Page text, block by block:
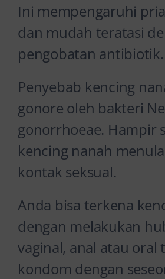
Ini mempengaruhi
dan mudah teratasi
pengobatan antibiotik.
Penyebab kencing
gonore oleh bakteri
gonorrhoeae. Hampir
kencing nanah
kontak seksual.
Anda bisa terkena
dengan melakukan
vaginal, anal atau oral
kondom dengan